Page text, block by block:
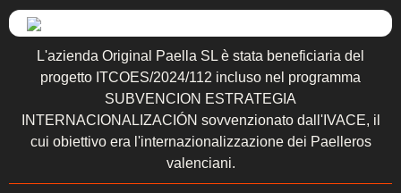
L'azienda Original Paella SL è stata beneficiaria del
progetto ITCOES/2024/112 incluso nel programma
SUBVENCION ESTRATEGIA
INTERNACIONALIZACIÓN sovvenzionato dall'IVACE, il
cui obiettivo era l'internazionalizzazione dei Paelleros
valenciani.